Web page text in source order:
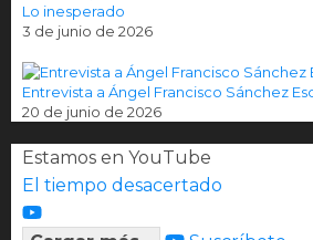
Lo inesperado
3 de junio de 2026
Entrevista a Ángel Francisco Sánchez
20 de junio de 2026
Estamos en YouTube
El tiempo desacertado